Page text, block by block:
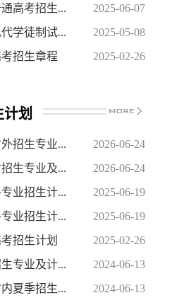
高考招生...
2025-06-07
学徒制试...
2025-05-08
招生章程
2025-02-26
划
招生专业...
2026-06-24
生专业及...
2026-06-24
业招生计...
2025-06-19
业招生计...
2025-06-19
招生计划
2025-02-26
专业及计...
2024-06-13
夏季招生...
2024-06-13